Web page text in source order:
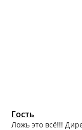
Гость
Ложь это всё!!!